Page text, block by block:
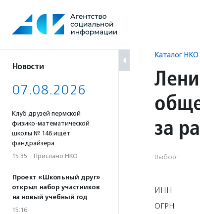
содержанию
Новости
07.08.2026
Клуб друзей пермской
физико-математической
школы № 146 ищет
фандрайзера
15:35 · Прислано НКО
Проект «Школьный друг»
открыл набор участников
на новый учебный год
15:16
Каталог НКО
за
Выборг
ИНН
ОГРН